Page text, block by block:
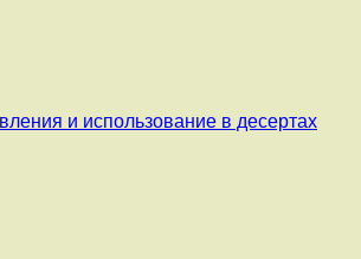
и использование в десертах